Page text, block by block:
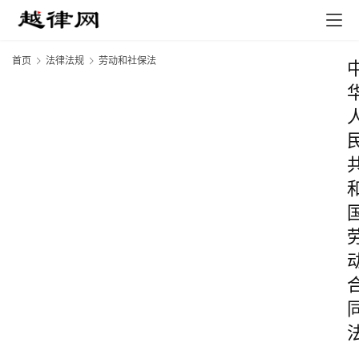
首页 法律法规 劳动和社保法